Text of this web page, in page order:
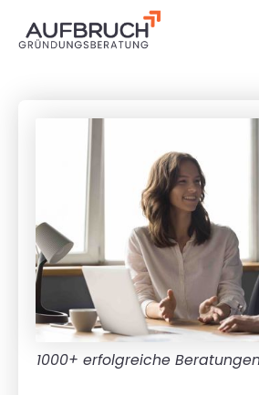
1000+ erfolgreiche